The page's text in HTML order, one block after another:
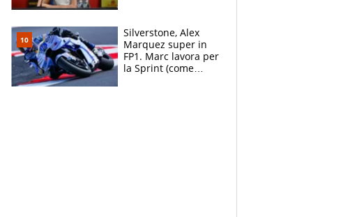
l'alleanza con
Donnarumma
Silverstone, Alex
Marquez super in
FP1. Marc lavora per
la Sprint (come